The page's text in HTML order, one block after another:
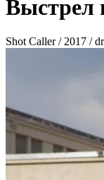
Выстрел
Shot Caller / 2017 /